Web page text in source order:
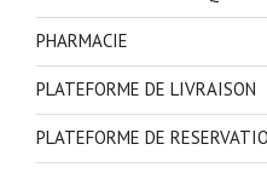
PHARMACIE
PLATEFORME DE LIVRAISON
PLATEFORME DE